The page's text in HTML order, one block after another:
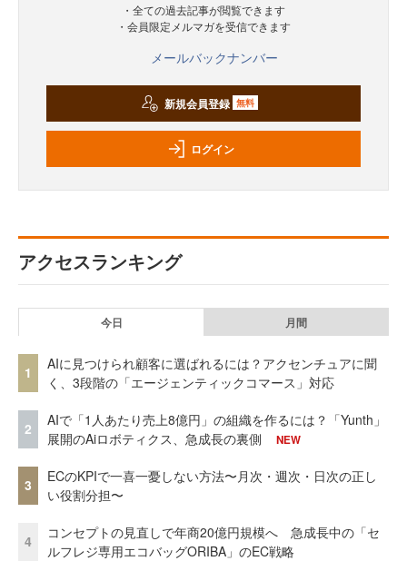
・全ての過去記事が閲覧できます
・会員限定メルマガを受信できます
メールバックナンバー
新規会員登録 無料
ログイン
アクセスランキング
今日 月間
1
AIに見つけられ顧客に選ばれるには？アクセンチュアに聞
く、3段階の「エージェンティックコマース」対応
2
AIで「1人あたり売上8億円」の組織を作るには？「Yunth」
展開のAiロボティクス、急成長の裏側
NEW
3
ECのKPIで一喜一憂しない方法〜月次・週次・日次の正し
い役割分担〜
4
コンセプトの見直しで年商20億円規模へ 急成長中の「セ
ルフレジ専用エコバッグORIBA」のEC戦略